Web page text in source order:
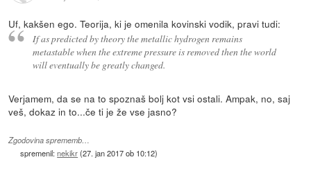
Uf, kakšen ego. Teorija, ki je omenila kovinski vodik, pravi tudi:
If as predicted by theory the metallic hydrogen remains
metastable when the extreme pressure is removed then the world
will eventually be greatly changed.
Verjamem, da se na to spoznaš bolj kot vsi ostali. Ampak, no, saj
veš, dokaz in to...če ti je že vse jasno?
Zgodovina sprememb…
spremenil:nekikr(27. jan 2017 ob 10:12)